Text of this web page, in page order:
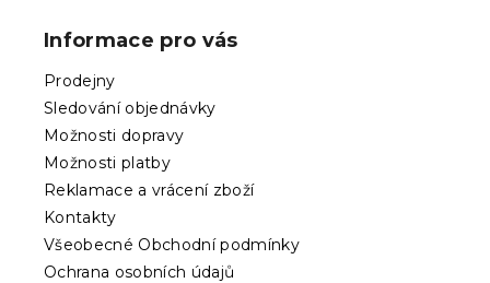
Informace pro vás
Prodejny
Sledování objednávky
Možnosti dopravy
Možnosti platby
Reklamace a vrácení zboží
Kontakty
Všeobecné Obchodní podmínky
Ochrana osobních údajů